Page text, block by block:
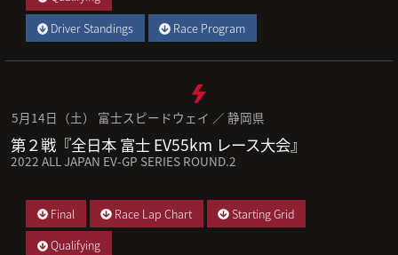
Driver Standings
Race Program
5月14日（土） 富士スピードウェイ ／ 静岡県
第２戦『全日本 富士 EV55km レース大会』
2022 ALL JAPAN EV-GP SERIES ROUND.2
Final Race Lap Chart
Starting Grid
Qualifying